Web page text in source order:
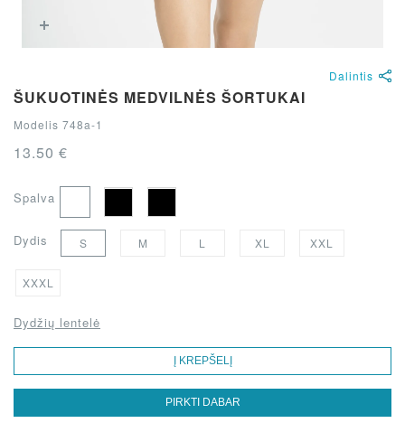
Dalintis
ŠUKUOTINĖS MEDVILNĖS ŠORTUKAI
Modelis 748a-1
13.50 €
Spalva
Dydis S M L XL XXL
XXXL
Dydžių lentelė
Į KREPŠELĮ
PIRKTI DABAR